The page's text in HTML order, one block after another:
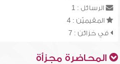
الرسائل : 1
المقيميّن : 4
في خزائن : 7
المحاضرة مجزأة